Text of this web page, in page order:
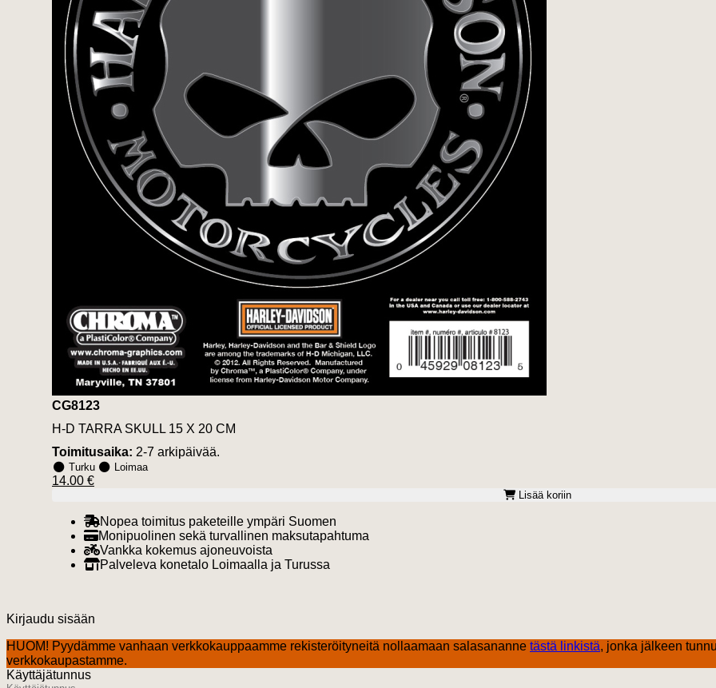
CG8123
H-D TARRA SKULL 15 X 20 CM
Toimitusaika: 2-7 arkipäivää.
Turku Loimaa
14.00 €
Lisää koriin
Nopea toimitus paketeille ympäri Suomen
Monipuolinen sekä turvallinen maksutapahtuma
Vankka kokemus ajoneuvoista
Palveleva konetalo Loimaalla ja Turussa
Kirjaudu sisään
HUOM! Pyydämme vanhaan verkkokauppaamme rekisteröityneitä nollaamaan salasananne tästä linkistä, jonka jälkeen
verkkokaupastamme.
Käyttäjätunnus